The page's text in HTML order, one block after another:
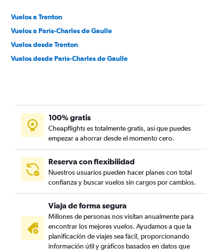
Vuelos a Trenton
Vuelos a París-Charles de Gaulle
Vuelos desde Trenton
Vuelos desde París-Charles de Gaulle
100% gratis
Cheapflights es totalmente gratis, así que puedes
empezar a ahorrar desde el momento cero.
Reserva con flexibilidad
Nuestros usuarios pueden hacer planes con total
confianza y buscar vuelos sin cargos por cambios.
Viaja de forma segura
Millones de personas nos visitan anualmente para
encontrar los mejores vuelos. Ayudamos a que la
planificación de viajes sea fácil, proporcionando
información útil y gráficos basados en datos que